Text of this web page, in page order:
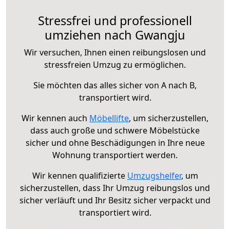
Stressfrei und professionell
umziehen nach Gwangju
Wir versuchen, Ihnen einen reibungslosen und
stressfreien Umzug zu ermöglichen.
Sie möchten das alles sicher von A nach B,
transportiert wird.
Wir kennen auch Möbellifte, um sicherzustellen,
dass auch große und schwere Möbelstücke
sicher und ohne Beschädigungen in Ihre neue
Wohnung transportiert werden.
Wir kennen qualifizierte Umzugshelfer, um
sicherzustellen, dass Ihr Umzug reibungslos und
sicher verläuft und Ihr Besitz sicher verpackt und
transportiert wird.